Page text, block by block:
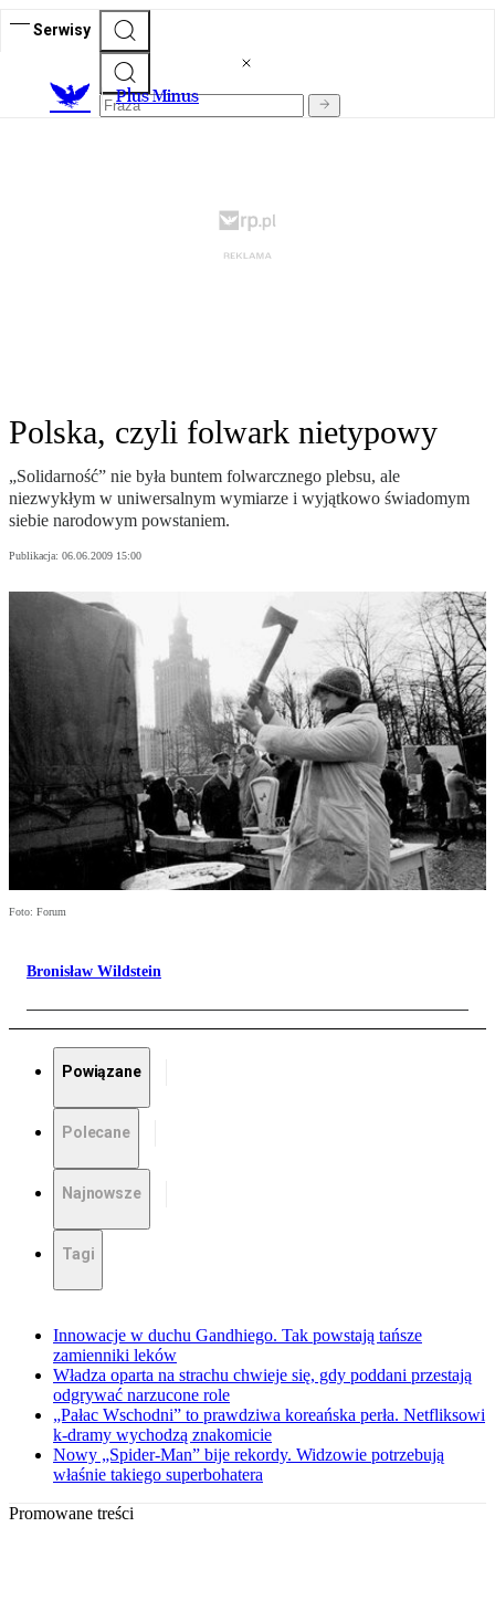
Serwisy
Plus Minus
Polska, czyli folwark nietypowy
„Solidarność” nie była buntem folwarcznego plebsu, ale
niezwykłym w uniwersalnym wymiarze i wyjątkowo świadomym
siebie narodowym powstaniem.
Publikacja: 06.06.2009 15:00
Foto: Forum
Bronisław Wildstein
Powiązane
Polecane
Najnowsze
Tagi
Innowacje w duchu Gandhiego. Tak powstają tańsze
zamienniki leków
Władza oparta na strachu chwieje się, gdy poddani przestają
odgrywać narzucone role
„Pałac Wschodni” to prawdziwa koreańska perła. Netfliksowi
k-dramy wychodzą znakomicie
Nowy „Spider-Man” bije rekordy. Widzowie potrzebują
właśnie takiego superbohatera
Promowane treści